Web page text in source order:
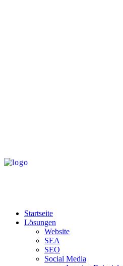
Startseite
Lösungen
Website
SEA
SEO
Social Media